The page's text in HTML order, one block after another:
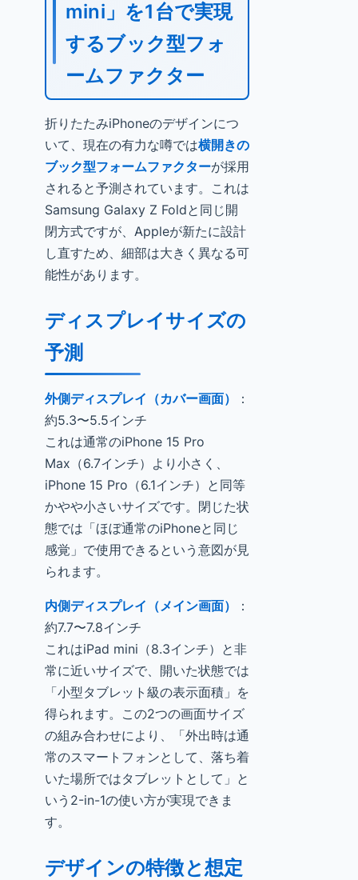
mini」を1台で実現
するブック型フォ
ームファクター
折りたたみiPhoneのデザインにつ
いて、現在の有力な噂では横開きの
ブック型フォームファクターが採用
されると予測されています。これは
Samsung Galaxy Z Foldと同じ開
閉方式ですが、Appleが新たに設計
し直すため、細部は大きく異なる可
能性があります。
ディスプレイサイズの
予測
外側ディスプレイ（カバー画面）
：
約5.3〜5.5インチ
これは通常のiPhone 15 Pro
Max（6.7インチ）より小さく、
iPhone 15 Pro（6.1インチ）と同等
かやや小さいサイズです。閉じた状
態では「ほぼ通常のiPhoneと同じ
感覚」で使用できるという意図が見
られます。
内側ディスプレイ（メイン画面）
：
約7.7〜7.8インチ
これはiPad mini（8.3インチ）と非
常に近いサイズで、開いた状態では
「小型タブレット級の表示面積」を
得られます。この2つの画面サイズ
の組み合わせにより、「外出時は通
常のスマートフォンとして、落ち着
いた場所ではタブレットとして」と
いう2-in-1の使い方が実現できま
す。
デザインの特徴と想定